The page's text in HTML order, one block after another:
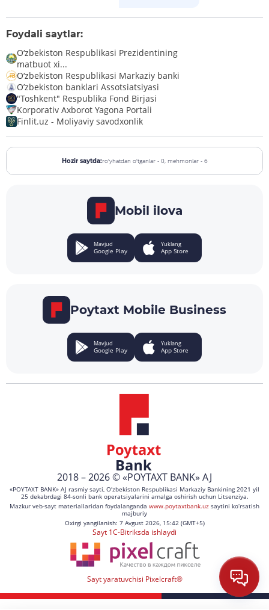
Foydali saytlar:
O‘zbekiston Respublikasi Prezidentining
matbuot xi...
O‘zbekiston Respublikasi Markaziy banki
O’zbekiston banklari Assotsiatsiyasi
"Toshkent" Respublika Fond Birjasi
Korporativ Axborot Yagona Portali
Finlit.uz - Moliyaviy savodxonlik
Hozir saytda:ro'yhatdan o'tganlar - 0, mehmonlar - 6
Mobil ilova
Mavjud
Google Play
Yuklang
App Store
Poytaxt Mobile Business
Mavjud
Google Play
Yuklang
App Store
2018 – 2026 © «POYTAXT BANK» AJ
«POYTAXT BANK» AJ rasmiy sayti, O‘zbekiston Respublikasi Markaziy Bankining 2021 yil
25 dekabrdagi 84-sonli bank operatsiyalarini amalga oshirish uchun Litsenziya.
Mazkur veb-sayt materiallaridan foydalanganda www.poytaxtbank.uz saytini ko‘rsatish
majburiy
Oxirgi yangilanish: 7 Avgust 2026, 15:42 (GMT+5)
Sayt 1C-Bitriksda ishlaydi
Sayt yaratuvchisi Pixelcraft®